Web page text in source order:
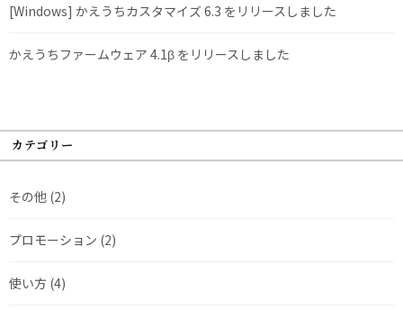
[Windows] かえうちカスタマイズ 6.3 をリリースしました
かえうちファームウェア 4.1β をリリースしました
カテゴリー
その他 (2)
プロモーション (2)
使い方 (4)